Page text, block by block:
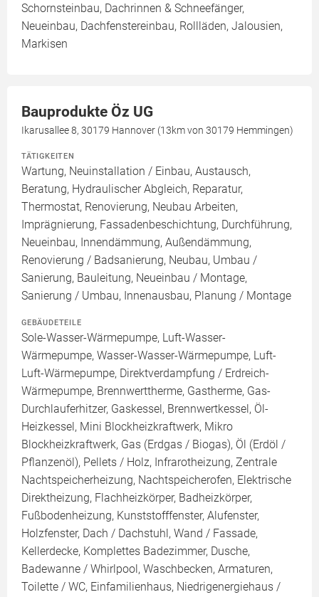
Schornsteinbau, Dachrinnen & Schneefänger,
Neueinbau, Dachfenstereinbau, Rollläden, Jalousien,
Markisen
Bauprodukte Öz UG
Ikarusallee 8, 30179 Hannover (13km von 30179 Hemmingen)
TÄTIGKEITEN
Wartung, Neuinstallation / Einbau, Austausch,
Beratung, Hydraulischer Abgleich, Reparatur,
Thermostat, Renovierung, Neubau Arbeiten,
Imprägnierung, Fassadenbeschichtung, Durchführung,
Neueinbau, Innendämmung, Außendämmung,
Renovierung / Badsanierung, Neubau, Umbau /
Sanierung, Bauleitung, Neueinbau / Montage,
Sanierung / Umbau, Innenausbau, Planung / Montage
GEBÄUDETEILE
Sole-Wasser-Wärmepumpe, Luft-Wasser-
Wärmepumpe, Wasser-Wasser-Wärmepumpe, Luft-
Luft-Wärmepumpe, Direktverdampfung / Erdreich-
Wärmepumpe, Brennwerttherme, Gastherme, Gas-
Durchlauferhitzer, Gaskessel, Brennwertkessel, Öl-
Heizkessel, Mini Blockheizkraftwerk, Mikro
Blockheizkraftwerk, Gas (Erdgas / Biogas), Öl (Erdöl /
Pflanzenöl), Pellets / Holz, Infrarotheizung, Zentrale
Nachtspeicherheizung, Nachtspeicherofen, Elektrische
Direktheizung, Flachheizkörper, Badheizkörper,
Fußbodenheizung, Kunststofffenster, Alufenster,
Holzfenster, Dach / Dachstuhl, Wand / Fassade,
Kellerdecke, Komplettes Badezimmer, Dusche,
Badewanne / Whirlpool, Waschbecken, Armaturen,
Toilette / WC, Einfamilienhaus, Niedrigenergiehaus /